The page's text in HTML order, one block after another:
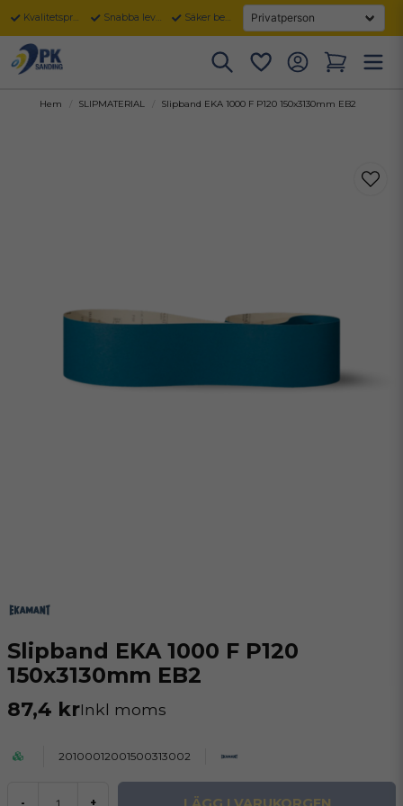
Kvalitetsprodukter Snabba leveranser Säker betalning
Hem SLIPMATERIAL Slipband EKA 1000 F P120 150x3130mm EB2
Slipband EKA 1000 F P120
150x3130mm EB2
87,4 krInkl moms
20100012001500313002
- +